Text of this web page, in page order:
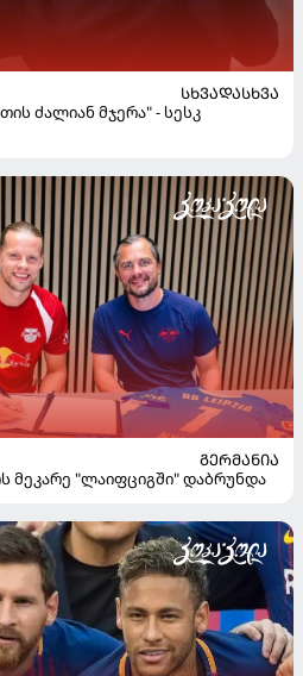
ᲡᲮᲕᲐᲓᲐᲡᲮᲕᲐ
ძალიან მჯერა" - სესკ
ᲒᲔᲠᲛᲐᲜᲘᲐ
მეკარე "ლაიფციგში" დაბრუნდა